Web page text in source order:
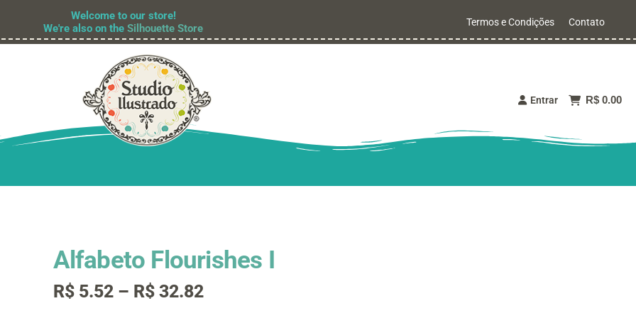
Welcome to our store!
We're also on theSilhouette Store Termos e Condições Contato
Entrar R$ 0.00
Alfabeto Flourishes I
R$5.52 – R$32.82Faixa